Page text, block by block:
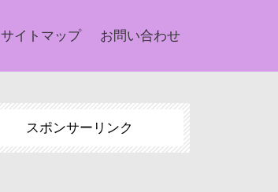
サイトマップ お問い合わせ
スポンサーリンク